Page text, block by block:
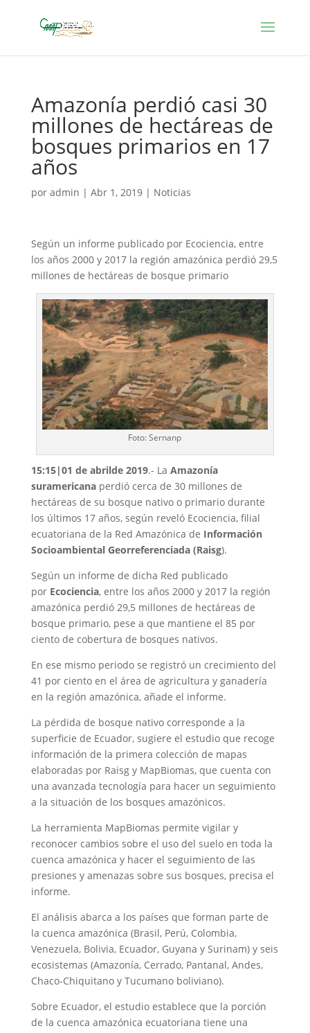
Amazonía perdió casi 30
millones de hectáreas de
bosques primarios en 17
años
por admin | Abr 1, 2019| Noticias
Según un informe publicado por Ecociencia, entre
los años 2000 y 2017 la región amazónica perdió 29,5
millones de hectáreas de bosque primario
Foto: Sernanp
15:15|01 de abrilde 2019.- La Amazonía
suramericanaperdió cerca de 30 millones de
hectáreas de su bosque nativo o primario durante
los últimos 17 años, según reveló Ecociencia, filial
ecuatoriana de la Red Amazónica de Información
Socioambiental Georreferenciada (Raisg).
Según un informe de dicha Red publicado
por Ecociencia, entre los años 2000 y 2017 la región
amazónica perdió 29,5 millones de hectáreas de
bosque primario, pese a que mantiene el 85 por
ciento de cobertura de bosques nativos.
En ese mismo periodo se registró un crecimiento del
41 por ciento en el área de agricultura y ganadería
en la región amazónica, añade el informe.
La pérdida de bosque nativo corresponde a la
superficie de Ecuador, sugiere el estudio que recoge
información de la primera colección de mapas
elaboradas por Raisg y MapBiomas, que cuenta con
una avanzada tecnología para hacer un seguimiento
a la situación de los bosques amazónicos.
La herramienta MapBiomas permite vigilar y
reconocer cambios sobre el uso del suelo en toda la
cuenca amazónica y hacer el seguimiento de las
presiones y amenazas sobre sus bosques, precisa el
informe.
El análisis abarca a los países que forman parte de
la cuenca amazónica (Brasil, Perú, Colombia,
Venezuela, Bolivia, Ecuador, Guyana y Surinam) y seis
ecosistemas (Amazonía, Cerrado, Pantanal, Andes,
Chaco-Chiquitano y Tucumano boliviano).
Sobre Ecuador, el estudio establece que la porción
de la cuenca amazónica ecuatoriana tiene una